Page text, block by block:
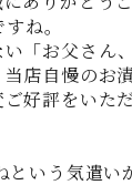
ね。
「お父さん
店自慢のお
好評をいた
いう気遣い